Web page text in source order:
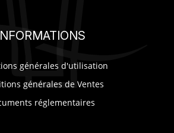
générales d'utilisation
générales de Ventes
réglementaires